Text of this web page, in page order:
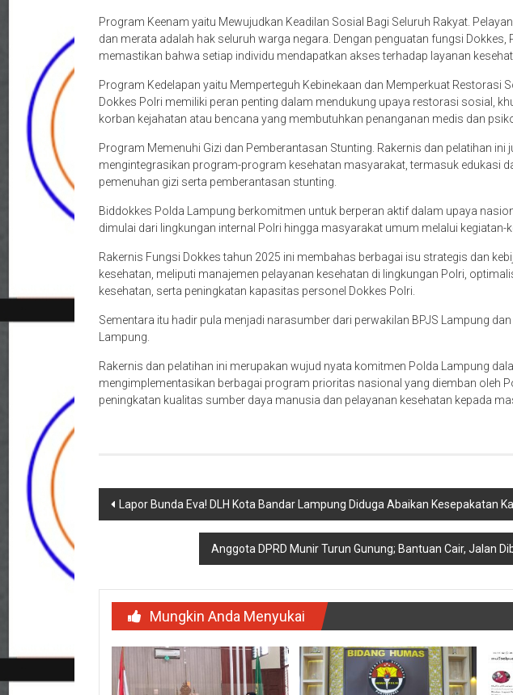
Program Keenam yaitu Mewujudkan Keadilan Sosial Bagi Seluruh Rakyat.
dan merata adalah hak seluruh warga negara. Dengan penguatan fungsi Dokkes,
memastikan bahwa setiap individu mendapatkan akses terhadap layanan
Program Kedelapan yaitu Memperteguh Kebinekaan dan Memperkuat Restorasi
Dokkes Polri memiliki peran penting dalam mendukung upaya restorasi sosial,
korban kejahatan atau bencana yang membutuhkan penanganan medis dan
Program Memenuhi Gizi dan Pemberantasan Stunting. Rakernis dan pelatihan ini
mengintegrasikan program-program kesehatan masyarakat, termasuk edukasi
pemenuhan gizi serta pemberantasan stunting.
Biddokkes Polda Lampung berkomitmen untuk berperan aktif dalam upaya
dimulai dari lingkungan internal Polri hingga masyarakat umum melalui kegiatan-
Rakernis Fungsi Dokkes tahun 2025 ini membahas berbagai isu strategis dan
kesehatan, meliputi manajemen pelayanan kesehatan di lingkungan Polri,
kesehatan, serta peningkatan kapasitas personel Dokkes Polri.
Sementara itu hadir pula menjadi narasumber dari perwakilan BPJS Lampung
Lampung.
Rakernis dan pelatihan ini merupakan wujud nyata komitmen Polda Lampung
mengimplementasikan berbagai program prioritas nasional yang diemban oleh
peningkatan kualitas sumber daya manusia dan pelayanan kesehatan kepada
Navigasi
Lapor Bunda Eva! DLH Kota Bandar Lampung Diduga Abaikan Kesepakatan
Anggota DPRD Munir Turun Gunung; Bantuan Cair, Jalan
Mungkin Anda Menyukai